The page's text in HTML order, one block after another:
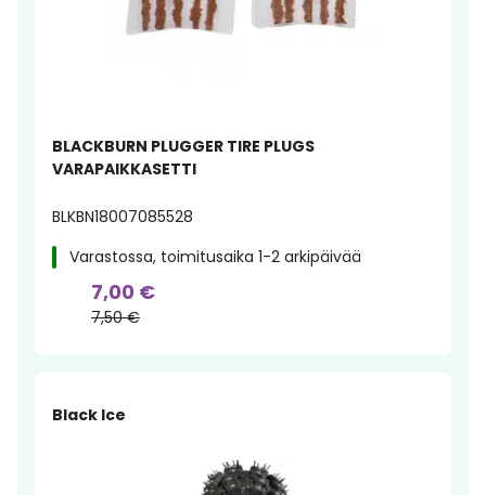
BLACKBURN PLUGGER TIRE PLUGS
VARAPAIKKASETTI
BLKBN18007085528
Varastossa, toimitusaika 1-2 arkipäivää
7,00 €
7,50 €
Black Ice